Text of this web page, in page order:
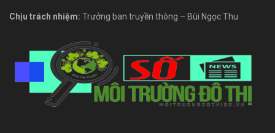
Chịu trách nhiệm: Trưởng ban truyền thông – Bùi Ngọc Thu